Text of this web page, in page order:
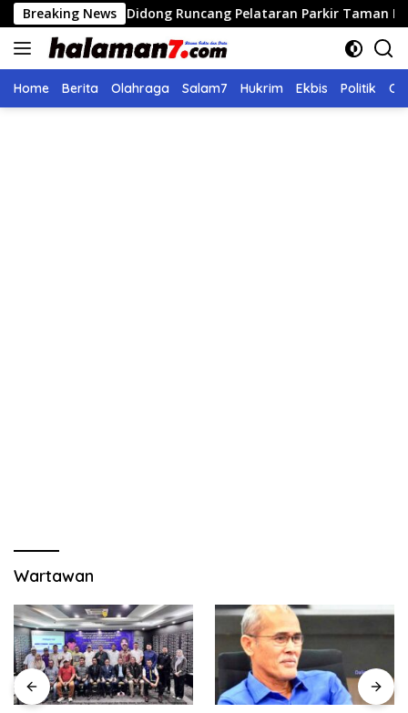
Langsung
ke
konten
Breaking News
Didong Runcang Pelataran Parkir Taman Ratu
Home Berita Olahraga Salam7 Hukrim Ekbis Politik
Wartawan